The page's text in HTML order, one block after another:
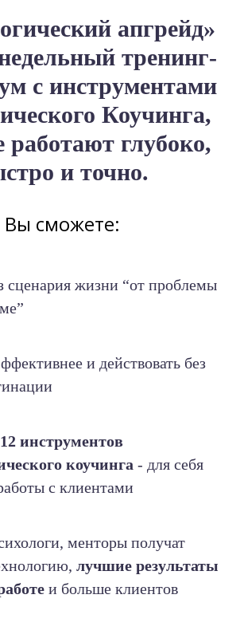
апгрейд»
тренинг-
с инструментами
Коучинга,
работают глубоко,
и точно.
Вы сможете:
сценария жизни “от проблемы
и действовать без
12 инструментов
коучинга - для себя
с клиентами
менторы получат
лучшие результаты
и больше клиентов